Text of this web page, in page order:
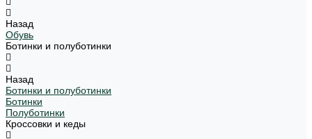
Назад
Обувь
Ботинки и полуботинки
Назад
Ботинки и полуботинки
Ботинки
Полуботинки
Кроссовки и кеды